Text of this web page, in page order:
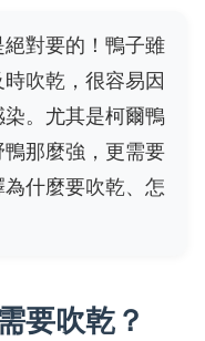
對要的！鴨子雖
吹乾，很容易因
。尤其是柯爾鴨
那麼強，更需要
什麼要吹乾、怎
要吹乾？